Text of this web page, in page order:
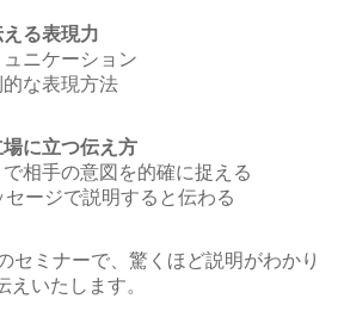
る表現力
ニケーション
な表現方法
に立つ伝え方
相手の意図を的確に捉える
ージで説明すると伝わる
セミナーで、驚くほど説明がわかり
いたします。